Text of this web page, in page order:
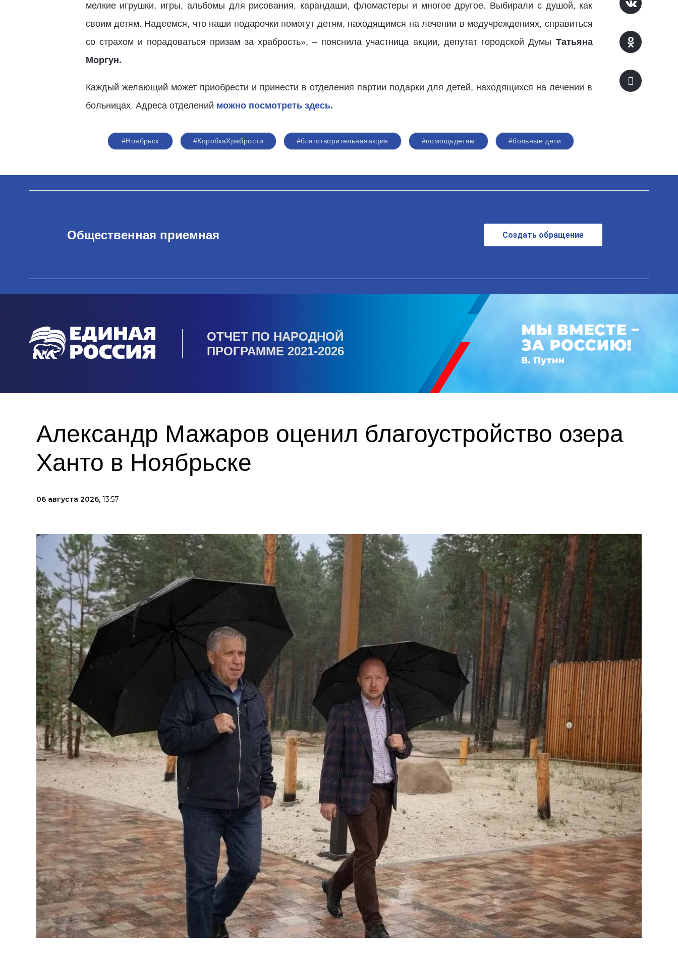
мелкие игрушки, игры, альбомы для рисования, карандаши, фломастеры и многое другое. Выбирали с душой, как
своим детям. Надеемся, что наши подарочки помогут детям, находящимся на лечении в медучреждениях, справиться
со страхом и порадоваться призам за храбрость», – пояснила участница акции, депутат городской Думы Татьяна
Моргун.
Каждый желающий может приобрести и принести в отделения партии подарки для детей, находящихся на лечении в
больницах. Адреса отделений можно посмотреть здесь.
#Ноябрьск #КоробкаХрабрости #благотворительнаяакция #помощьдетям #больные дети
Общественная приемная Создать обращение
ОТЧЕТ ПО НАРОДНОЙ
ПРОГРАММЕ 2021-2026
Александр Мажаров оценил благоустройство озера
Ханто в Ноябрьске
06 августа 2026, 13:57